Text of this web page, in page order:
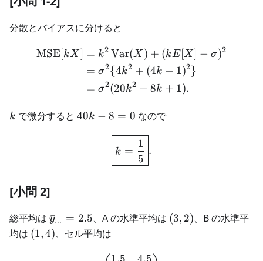
分散とバイアスに分けると
\begin{aligned}
MSE[kX] = k2 Var(X ) + (kE[X] − σ)2
= σ2{4k2 + (4k − 1)2}
= σ2(20k2 − 8k + 1).
k
k で微分すると 40k-
40k − 8 = 0 なので
\boxed{k=\frac15}.
k =
5
1
.
[小問 2]
総平均は \bar
y_{...}=2.5
y
ˉ... = 2.5、A の水準平均は (3,2)
(3, 2)、B の水準平
均は (1,4)
(1,4)、セル平均は